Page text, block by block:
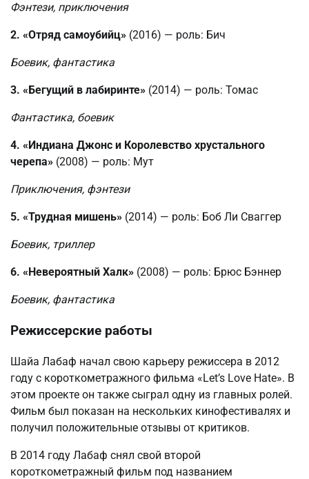
Фэнтези, приключения
2. «Отряд самоубийц» (2016) — роль: Бич
Боевик, фантастика
3. «Бегущий в лабиринте» (2014) — роль: Томас
Фантастика, боевик
4. «Индиана Джонс и Королевство хрустального
черепа» (2008) — роль: Мут
Приключения, фэнтези
5. «Трудная мишень» (2014) — роль: Боб Ли Сваггер
Боевик, триллер
6. «Невероятный Халк» (2008) — роль: Брюс Бэннер
Боевик, фантастика
Режиссерские работы
Шайа Лабаф начал свою карьеру режиссера в 2012
году с короткометражного фильма «Let’s Love Hate». В
этом проекте он также сыграл одну из главных ролей.
Фильм был показан на нескольких кинофестивалях и
получил положительные отзывы от критиков.
В 2014 году Лабаф снял свой второй
короткометражный фильм под названием